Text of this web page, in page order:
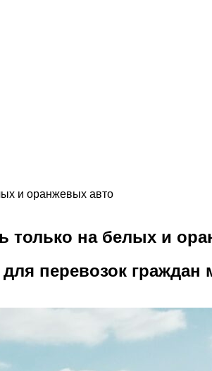
и оранжевых авто
только на белых и
перевозок